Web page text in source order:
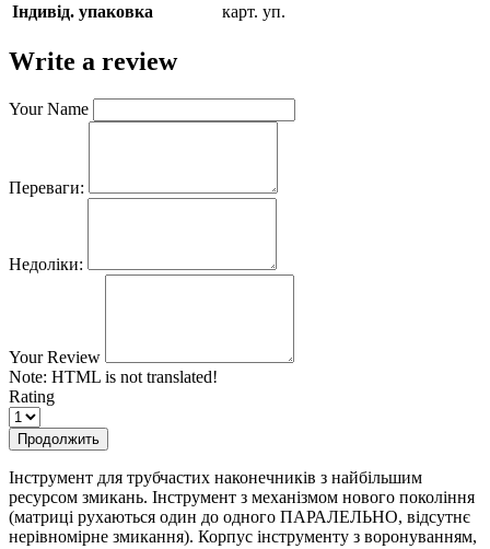
Індивід. упаковка
карт. уп.
Write a review
Your Name
Переваги:
Недоліки:
Your Review
Note: HTML is not translated!
Rating
Продолжить
Інструмент для трубчастих наконечників з найбільшим
ресурсом змикань. Інструмент з механізмом нового покоління
(матриці рухаються один до одного ПАРАЛЕЛЬНО, відсутнє
нерівномірне змикання). Корпус інструменту з воронуванням,